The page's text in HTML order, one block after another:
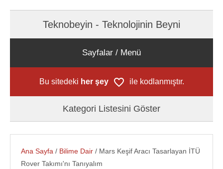
Teknobeyin - Teknolojinin Beyni
Sayfalar / Menü
Bu sitedeki her şey ile kodlanmıştır.
Kategori Listesini Göster
Ana Sayfa / Bilime Dair / Mars Keşif Aracı Tasarlayan İTÜ
Rover Takımı'nı Tanıyalım